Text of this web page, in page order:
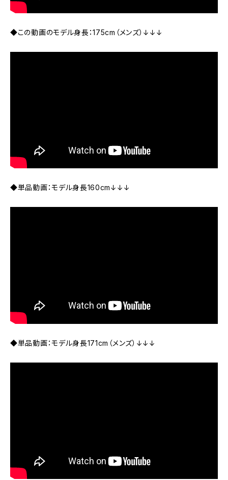
◆この動画のモデル身長：175cm（メンズ）↓↓↓
◆単品動画：モデル身長160cm↓↓↓
◆単品動画：モデル身長171cm（メンズ）↓↓↓